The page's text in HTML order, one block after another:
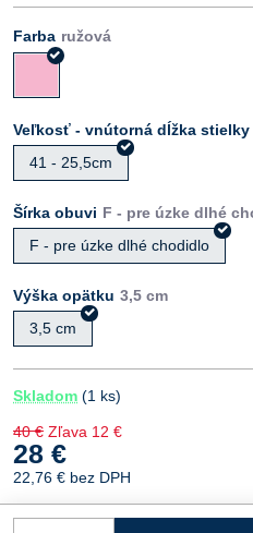
Farba
Veľkosť - vnútorná dĺžka
41 - 25,5cm
Šírka obuvi
F - pre úzke dlhé chodidlo
Výška opätku
3,5 cm
Skladom (1 ks)
40 € Zľava 12 €
28 €
22,76 € bez DPH